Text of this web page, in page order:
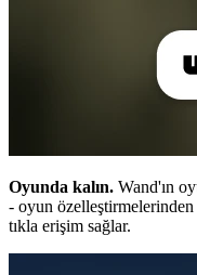
Oyunda kalın. Wand'ın
- oyun
tıkla erişim sağlar.